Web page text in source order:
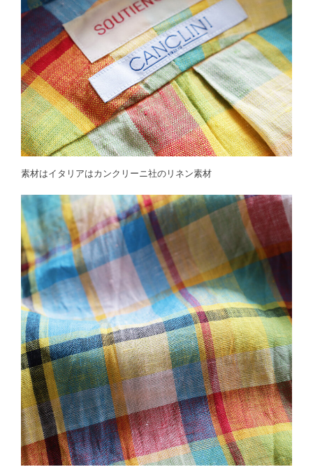
素材はイタリアはカンクリーニ社のリネン素材